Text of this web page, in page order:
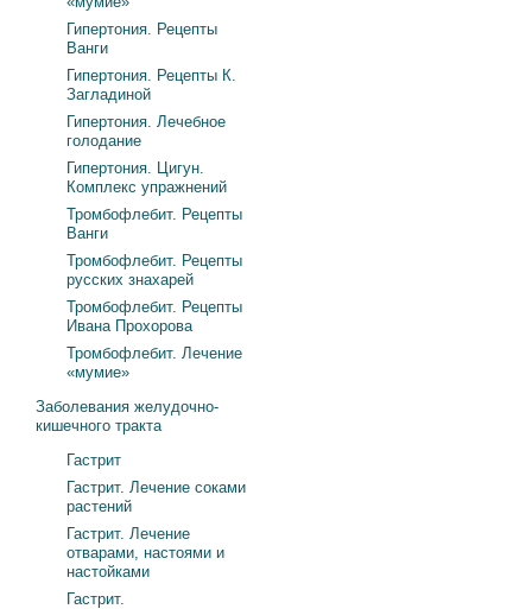
Гипертония. Рецепты
Ванги
Гипертония. Рецепты К.
Загладиной
Гипертония. Лечебное
голодание
Гипертония. Цигун.
Комплекс упражнений
Тромбофлебит. Рецепты
Ванги
Тромбофлебит. Рецепты
русских знахарей
Тромбофлебит. Рецепты
Ивана Прохорова
Тромбофлебит. Лечение
«мумие»
Заболевания желудочно-
кишечного тракта
Гастрит
Гастрит. Лечение соками
растений
Гастрит. Лечение
отварами, настоями и
настойками
Гастрит.